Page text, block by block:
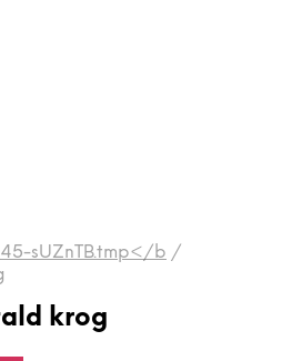
sUZnTB.tmp</b /
krog